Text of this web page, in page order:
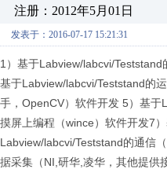
注册：2012年5月01日
发表于：2016-07-17 15:21:31
1）基于Labview/labcvi/
基于Labview/labcvi/Teststand的
手，OpenCV）软件开发 5）基
摸屏上编程（wince）软件开发7
Labview/labcvi/Teststand的通信
据采集（NI,研华,凌华，其他提供